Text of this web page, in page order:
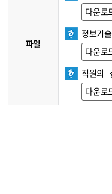
파일
다운로
정보기
다운로
직원의
다운로